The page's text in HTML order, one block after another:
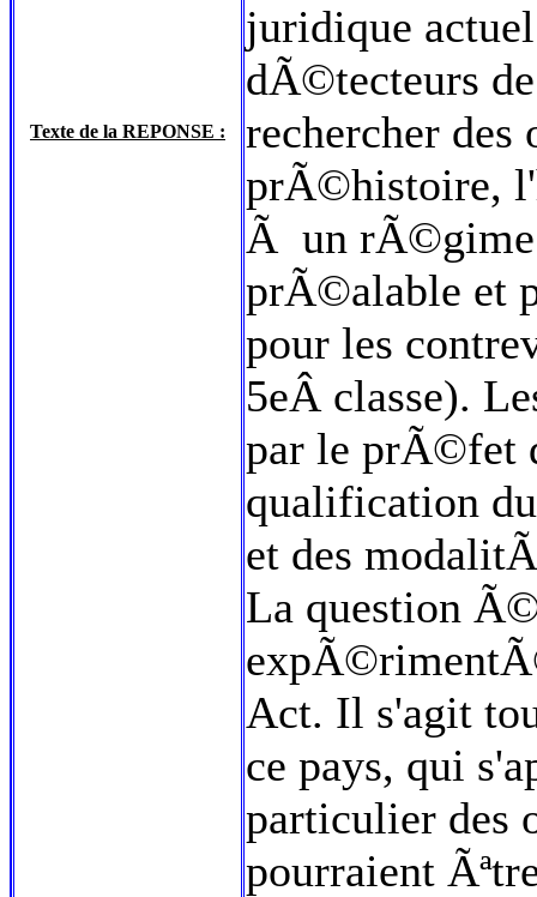
Texte de la REPONSE :
juridique
dÃ©tecteurs
rechercher
prÃ©histoire,
Ã un rÃ©gime
prÃ©alable et
pour les
5eÂ classe).
par le prÃ©fet
qualification
et des
La question
Act. Il s'agit
ce pays, qui
particulier des
pourraient